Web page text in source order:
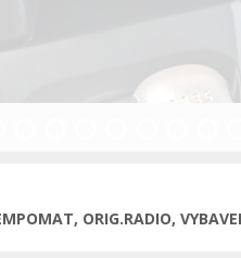
ORIG.RADIO,